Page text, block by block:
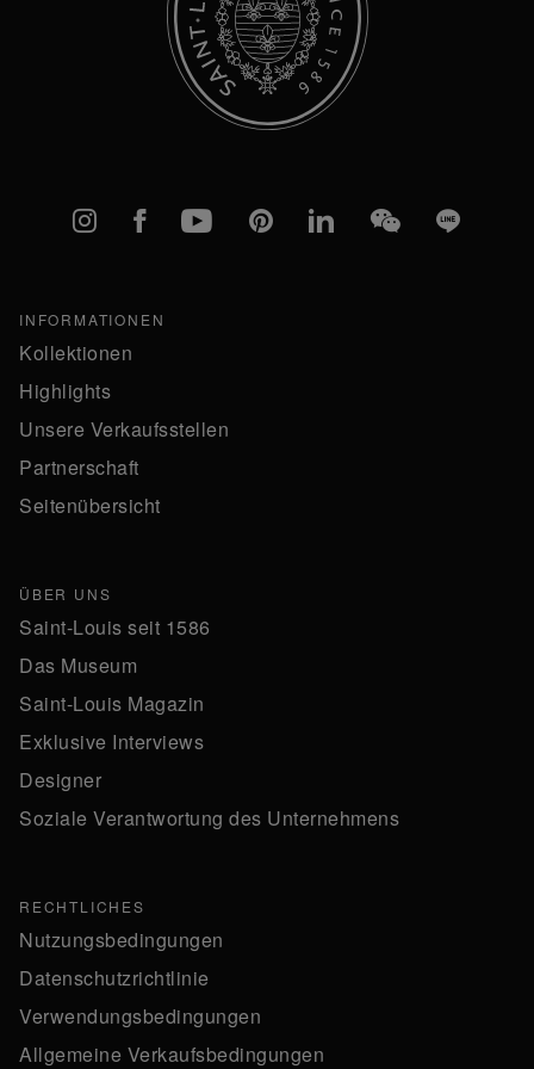
Instagram
FacebookYouTubePinterestlinkedInWeChatLine
INFORMATIONEN
Kollektionen
Highlights
Unsere Verkaufsstellen
Partnerschaft
Seitenübersicht
ÜBER UNS
Saint-Louis seit 1586
Das Museum
Saint-Louis Magazin
Exklusive Interviews
Designer
Soziale Verantwortung des Unternehmens
RECHTLICHES
Nutzungsbedingungen
Datenschutzrichtlinie
Verwendungsbedingungen
Allgemeine Verkaufsbedingungen